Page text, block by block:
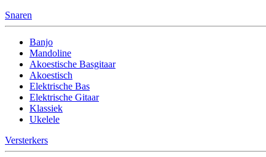
Snaren
Banjo
Mandoline
Akoestische Basgitaar
Akoestisch
Elektrische Bas
Elektrische Gitaar
Klassiek
Ukelele
Versterkers